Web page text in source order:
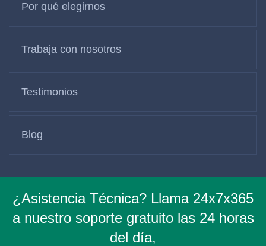
Por qué elegirnos
Trabaja con nosotros
Testimonios
Blog
¿Asistencia Técnica? Llama 24x7x365
a nuestro soporte gratuito las 24 horas
del día,